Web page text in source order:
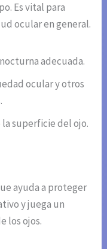
Es vital para
ocular en general.
adecuada.
ocular y otros
superficie del ojo.
ayuda a proteger
y juega un
los ojos.